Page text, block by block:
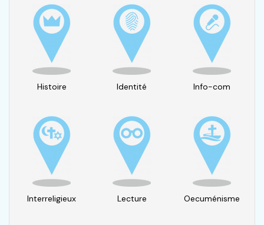
Histoire Identité Info-com
Interreligieux Lecture Oecuménisme